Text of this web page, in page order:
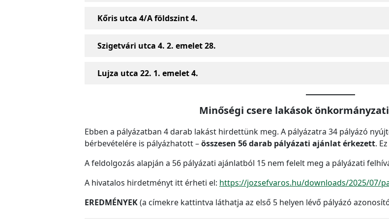
Kőris utca 4/A földszint 4.
Szigetvári utca 4. 2. emelet 28.
Lujza utca 22. 1. emelet 4.
Minőségi csere lakások
Ebben a pályázatban 4 darab lakást hirdettünk meg. A pályázatra 34 pályázó
bérbevételére is pályázhatott –összesen 56 darab pályázati ajánlat érkezett.
A feldolgozás alapján a 56 pályázati ajánlatból 15 nem felelt meg a pályázati
A hivatalos hirdetményt itt érheti el: https://jozsefvaros.hu/downloads/2025/07/
EREDMÉNYEK(a címekre kattintva láthatja az első 5 helyen lévő pályázó